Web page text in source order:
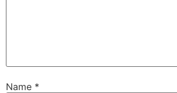
Name *